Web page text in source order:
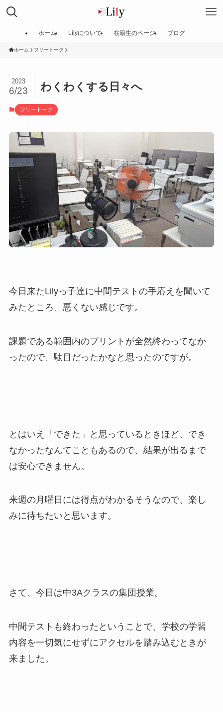
ホーム Lilyについて 在籍生のページ ブログ
ホーム フリートーク
わくわくする日々へ
2023
6/23
フリートーク
今日来たLilyっ子達に中間テストの手応えを聞いて
みたところ、悪くない感じです。
課題である範囲内のプリントが全然終わってなか
ったので、駄目だったかなと思ったのですが。
とはいえ「できた」と思っているときほど、でき
なかったなんてこともあるので、結果が出るまで
は安心できません。
来週の月曜日には得点がわかるそうなので、楽し
みに待ちたいと思います。
さて、今日は中3Aクラスの集団授業。
中間テストも終わったということで、学校の学習
内容を一切気にせずにアクセルを踏み込むときが
来ました。